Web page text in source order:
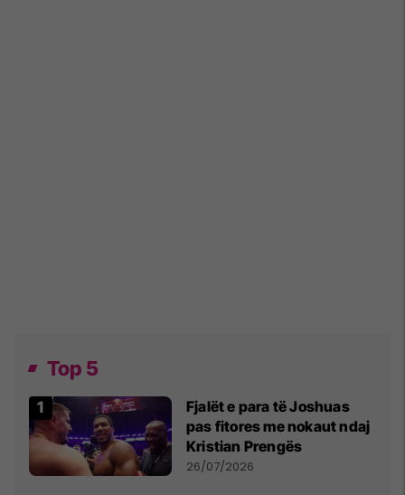
Top 5
Fjalët e para të Joshuas
pas fitores me nokaut ndaj
Kristian Prengës
26/07/2026